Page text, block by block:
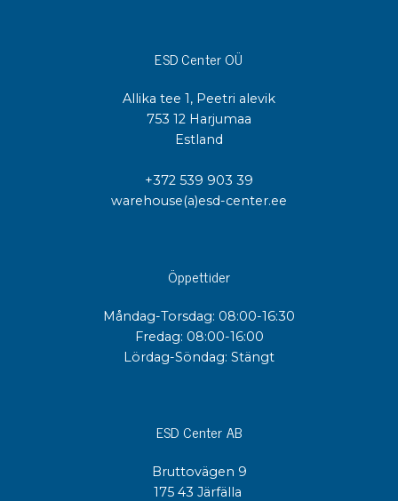
ESD Center OÜ
Allika tee 1, Peetri alevik
753 12 Harjumaa
Estland
+372 539 903 39
warehouse(a)esd-center.ee
Öppettider
Måndag-Torsdag: 08:00-16:30
Fredag: 08:00-16:00
Lördag-Söndag: Stängt
ESD Center AB
Bruttovägen 9
175 43 Järfälla